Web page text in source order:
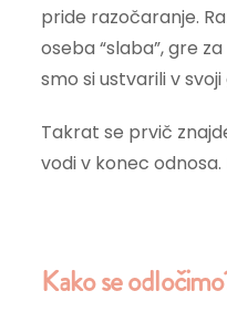
pride razočaranje.
oseba “slaba”, gre
smo si ustvarili v svoji
Takrat se prvič
vodi v konec
Kako se